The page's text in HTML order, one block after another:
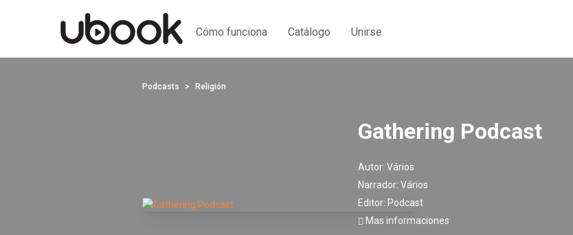
Cómo funciona Catálogo Unirse
Podcasts Religión
Gathering Podcast
Autor: Vários
Narrador: Vários
Editor: Podcast
Mas informaciones